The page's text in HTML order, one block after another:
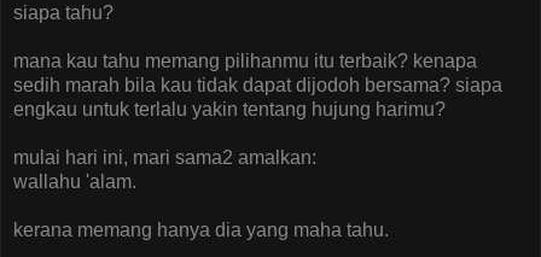
siapa tahu?
mana kau tahu memang pilihanmu itu terbaik? kenapa
sedih marah bila kau tidak dapat dijodoh bersama? siapa
engkau untuk terlalu yakin tentang hujung harimu?
mulai hari ini, mari sama2 amalkan:
wallahu 'alam.
kerana memang hanya dia yang maha tahu.